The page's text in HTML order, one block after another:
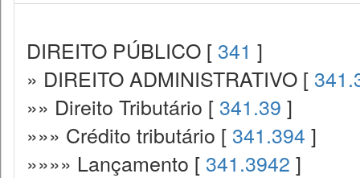
DIREITO PÚBLICO [ 341 ]
» DIREITO ADMINISTRATIVO [
»» Direito Tributário [ 341.39 ]
»»» Crédito tributário [ 341.394 ]
»»»» Lançamento [ 341.3942 ]